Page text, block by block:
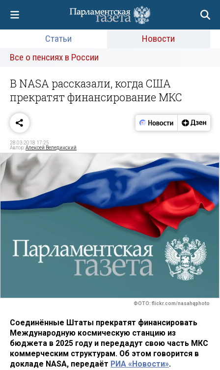
Статьи
Новости
Все о пенсиях в России
В NASA рассказали, когда США
прекратят финансирование МКС
28.03.2018 17:25
Автор:Алексей Велединский
ФОТО: flickr.com/nasahqphoto
Соединённые Штаты прекратят финансировать
Международную космическую станцию из
бюджета в 2025 году и передадут свою часть МКС
коммерческим структурам. Об этом говорится в
докладе NASA, передаёт РИА «Новости».